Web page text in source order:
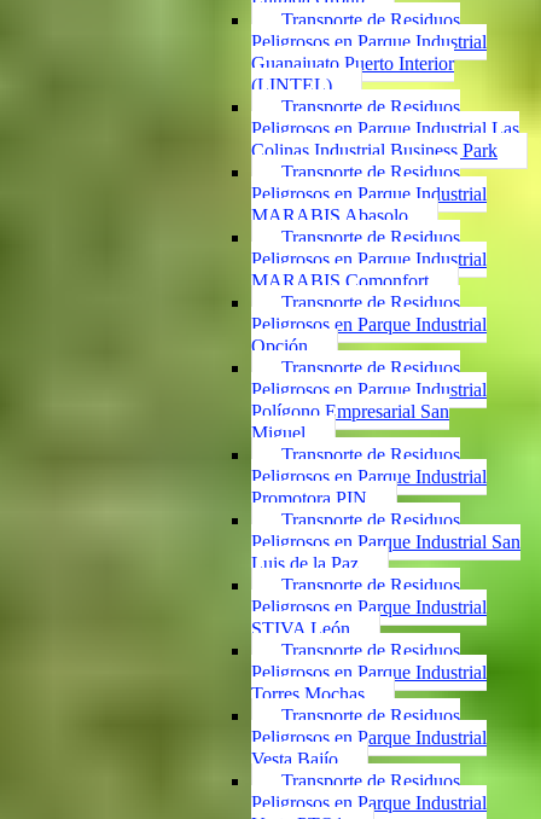
Transporte de Residuos
Peligrosos en Parque Industrial
Guanajuato Puerto Interior
(LINTEL)
Transporte de Residuos
Peligrosos en Parque Industrial Las
Colinas Industrial Business Park
Transporte de Residuos
Peligrosos en Parque Industrial
MARABIS Abasolo
Transporte de Residuos
Peligrosos en Parque Industrial
MARABIS Comonfort
Transporte de Residuos
Peligrosos en Parque Industrial
Opción
Transporte de Residuos
Peligrosos en Parque Industrial
Polígono Empresarial San
Miguel
Transporte de Residuos
Peligrosos en Parque Industrial
Promotora PIN
Transporte de Residuos
Peligrosos en Parque Industrial San
Luis de la Paz
Transporte de Residuos
Peligrosos en Parque Industrial
STIVA León
Transporte de Residuos
Peligrosos en Parque Industrial
Torres Mochas
Transporte de Residuos
Peligrosos en Parque Industrial
Vesta Bajío
Transporte de Residuos
Peligrosos en Parque Industrial